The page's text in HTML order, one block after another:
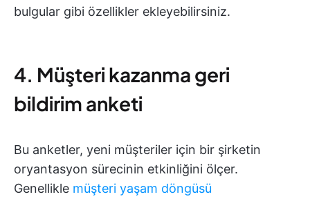
bulgular gibi özellikler ekleyebilirsiniz.
4. Müşteri kazanma geri
bildirim anketi
Bu anketler, yeni müşteriler için bir şirketin
oryantasyon sürecinin etkinliğini ölçer.
Genellikle müşteri yaşam döngüsü